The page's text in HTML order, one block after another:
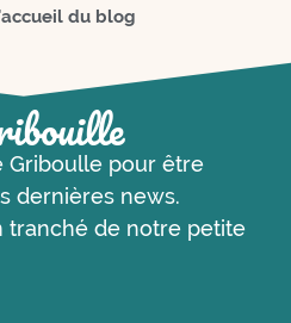
du blog
Griboulle pour être
dernières news.
tranché de notre petite